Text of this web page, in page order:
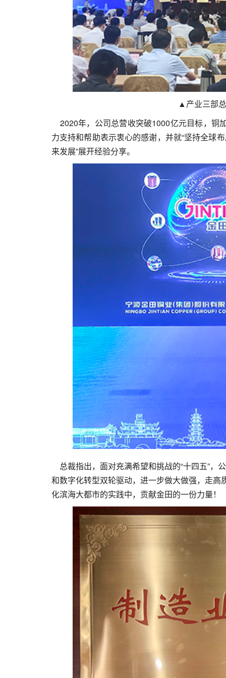
▲产业三部
2020年，公司总营收突破1000亿元目标，铜
力支持和帮助表示衷心的感谢，并就“坚持全球
来发展”展开经验分享。
总裁指出，面对充满希望和挑战的“十四五”，
和数字化转型双轮驱动，进一步做大做强，走高
化滨海大都市的实践中，贡献金田的一份力量！